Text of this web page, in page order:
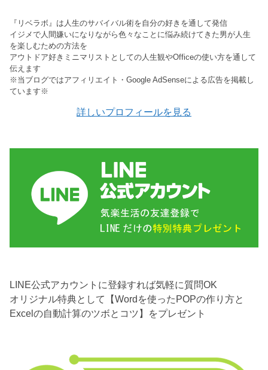
『リベラボ』は人生のサバイバル術を自分の好きを通して発信
イジメで人間嫌いになりながら色々なことに悩み続けてきた男が人生
を楽しむための方法を
アウトドア好きミニマリストとしての人生観やOfficeの使い方を通して
伝えます
※当ブログではアフィリエイト・Google AdSenseによる広告を掲載し
ています※
詳しいプロフィールを見る
LINE公式アカウントに登録すれば気軽に質問OK
オリジナル特典として【Wordを使ったPOPの作り方と
Excelの自動計算のツボとコツ】をプレゼント